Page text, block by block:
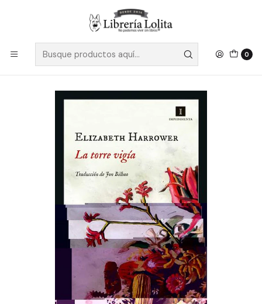
0
Despacho a todo Chile
La Torre Vigia - Harrower, Elizabeth